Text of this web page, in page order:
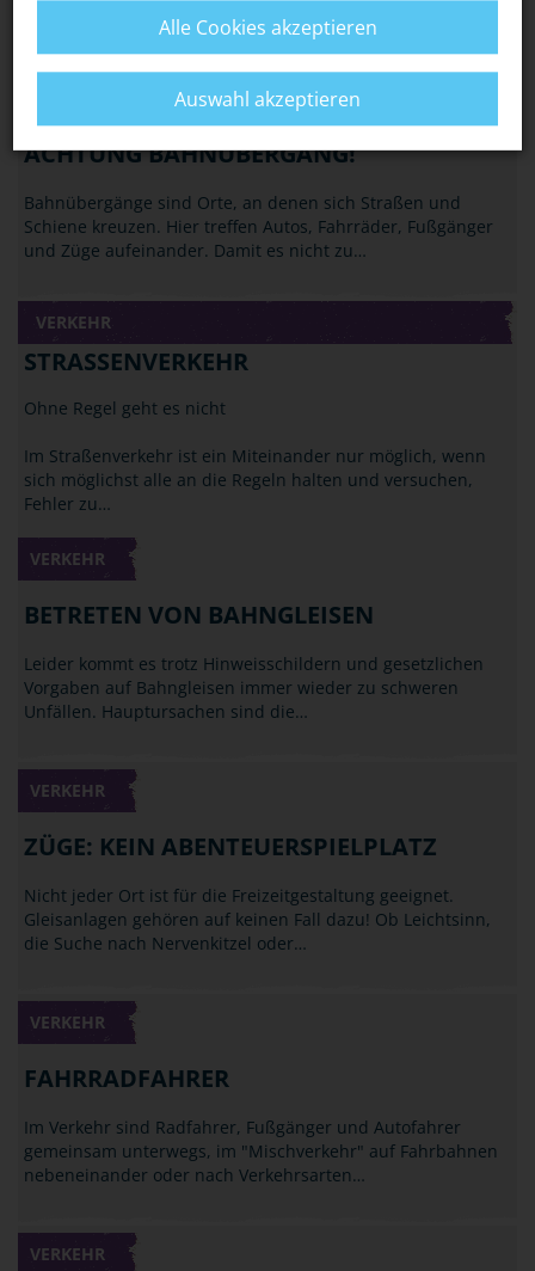
dein Sicherheitsgefühl und bist immer…
ACHTUNG BAHNÜBERGANG!
Bahnübergänge sind Orte, an denen sich Straßen und
Schiene kreuzen. Hier treffen Autos, Fahrräder, Fußgänger
und Züge aufeinander. Damit es nicht zu…
VERKEHR
STRASSENVERKEHR
Ohne Regel geht es nicht
Im Straßenverkehr ist ein Miteinander nur möglich, wenn
sich möglichst alle an die Regeln halten und versuchen,
Fehler zu…
VERKEHR
BETRETEN VON BAHNGLEISEN
Leider kommt es trotz Hinweisschildern und gesetzlichen
Vorgaben auf Bahngleisen immer wieder zu schweren
Unfällen. Hauptursachen sind die…
VERKEHR
ZÜGE: KEIN ABENTEUERSPIELPLATZ
Nicht jeder Ort ist für die Freizeitgestaltung geeignet.
Gleisanlagen gehören auf keinen Fall dazu! Ob Leichtsinn,
die Suche nach Nervenkitzel oder…
VERKEHR
FAHRRADFAHRER
Im Verkehr sind Radfahrer, Fußgänger und Autofahrer
gemeinsam unterwegs, im "Mischverkehr" auf Fahrbahnen
nebeneinander oder nach Verkehrsarten…
VERKEHR
Alle Cookies akzeptieren
Auswahl akzeptieren